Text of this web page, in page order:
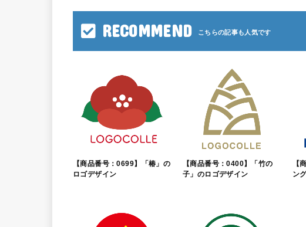
RECOMMEND
【商品番号：0699】「椿」の
ロゴデザイン
【商品番号：0400】「竹の
子」のロゴデザイン
【
ン